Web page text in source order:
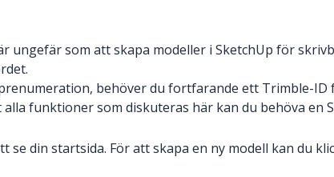
ungefär som att skapa modeller i SketchUp för
behöver du fortfarande ett Trimble-
alla funktioner som diskuteras här kan du behöva en
din startsida. För att skapa en ny modell kan du